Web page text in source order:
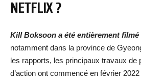
NETFLIX ?
Kill Boksoon a été entièrement filmé
notamment dans la province de
les rapports, les principaux travaux de
d’action ont commencé en février